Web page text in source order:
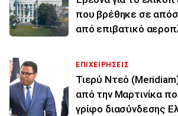
που βρέθηκε σε
από επιβατικό
ΕΠΙΧΕΙΡΗΣΕΙΣ
Τιερύ Ντεό
από την Μαρτινίκα
γρίφο διασύνδεσης